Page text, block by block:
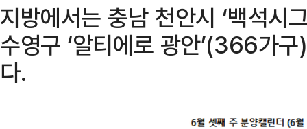
지방에서는 충남 천안시 ‘백석시
수영구 ‘알티에로 광안’(366가
다.